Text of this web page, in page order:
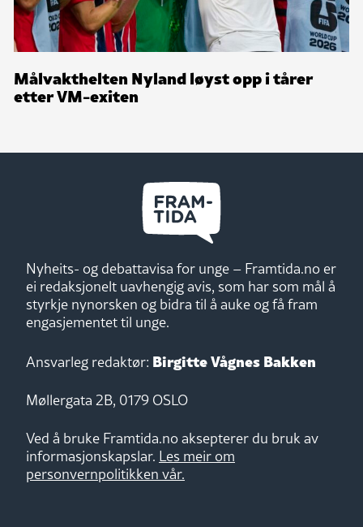
Målvakthelten Nyland løyst opp i tårer
etter VM-exiten
Nyheits- og debattavisa for unge – Framtida.no er
ei redaksjonelt uavhengig avis, som har som mål å
styrkje nynorsken og bidra til å auke og få fram
engasjementet til unge.
Ansvarleg redaktør: Birgitte Vågnes Bakken
Møllergata 2B, 0179 OSLO
Ved å bruke Framtida.no aksepterer du bruk av
informasjonskapslar. Les meir om
personvernpolitikken vår.